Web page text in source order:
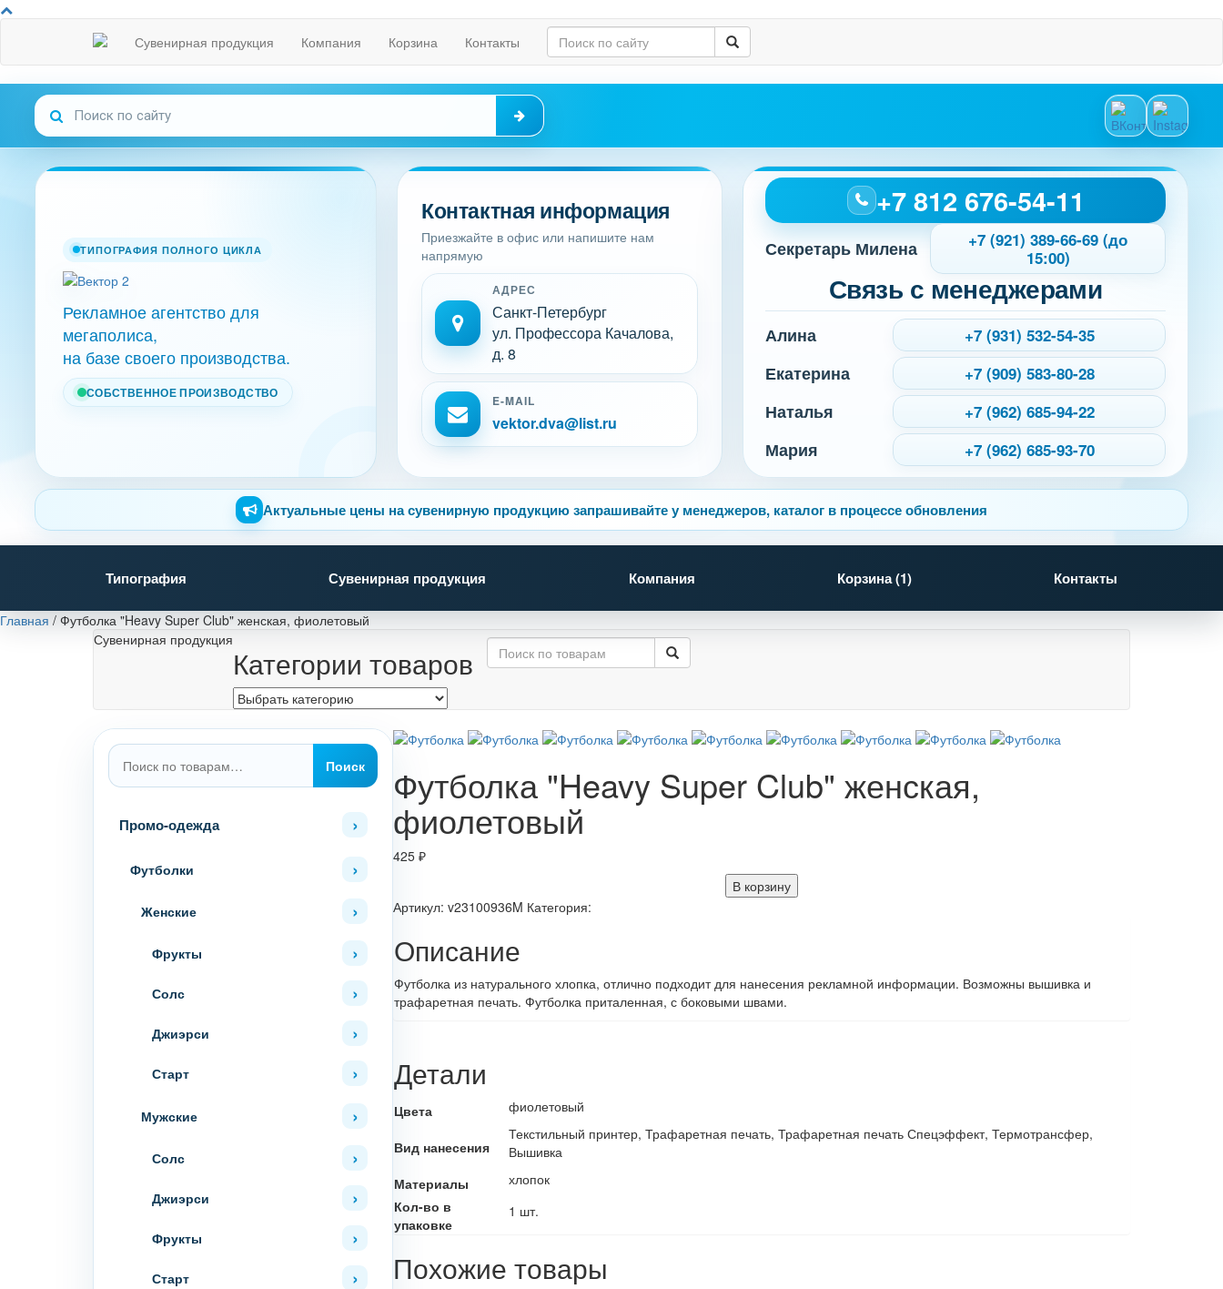
Сувенирная продукция Компания Корзина Контакты
ТИПОГРАФИЯ ПОЛНОГО ЦИКЛА
Рекламное агентство для
мегаполиса,
на базе своего производства.
СОБСТВЕННОЕ ПРОИЗВОДСТВО
Контактная информация
Приезжайте в офис или напишите нам
напрямую
АДРЕС
Санкт-Петербург
ул. Профессора Качалова,
д. 8
E-MAIL
vektor.dva@list.ru
+7 812 676-54-11
Секретарь Милена
+7 (921) 389-66-69 (до
15:00)
Связь с менеджерами
Алина +7 (931) 532-54-35
Екатерина +7 (909) 583-80-28
Наталья +7 (962) 685-94-22
Мария +7 (962) 685-93-70
Актуальные цены на сувенирную продукцию запрашивайте у менеджеров, каталог в процессе обновления
Типография Сувенирная продукция Компания Корзина (1) Контакты
Главная / Футболка "Heavy Super Club" женская, фиолетовый
Сувенирная продукция
Категории товаров
Искать:
Поиск
Промо-одежда
Футболки
Женские
Фрукты
Солс
Джиэрси
Старт
Мужские
Солс
Джиэрси
Фрукты
Старт
Футболка "Heavy Super Club" женская,
фиолетовый
425 ₽
В корзину
Артикул: v23100936M Категория:
Описание
Футболка из натурального хлопка, отлично подходит для нанесения рекламной информации. Возможны вышивка и
трафаретная печать. Футболка приталенная, с боковыми швами.
Детали
Цвета фиолетовый
Вид нанесения
Текстильный принтер, Трафаретная печать, Трафаретная печать Спецэффект, Термотрансфер,
Вышивка
Материалы
хлопок
Кол-во в
упаковке
1 шт.
Похожие товары